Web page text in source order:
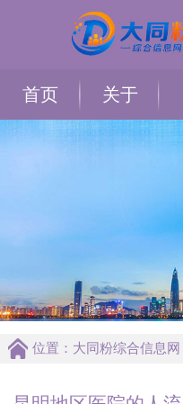
首页 关于
位置： 大同粉综合信息网